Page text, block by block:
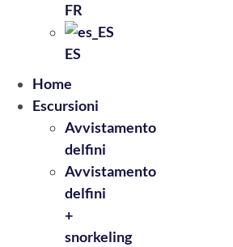
FR
ES
Home
Escursioni
Avvistamento
delfini
Avvistamento
delfini
+
snorkeling